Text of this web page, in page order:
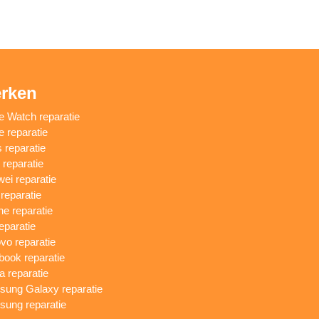
Watch reparatie
reparatie
reparatie
reparatie
reparatie
reparatie
reparatie
reparatie
Galaxy reparatie
reparatie